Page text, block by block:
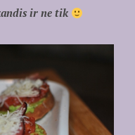
ir ne tik